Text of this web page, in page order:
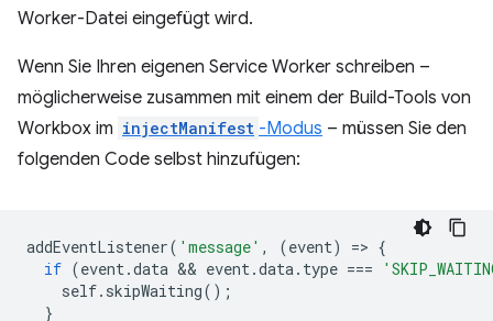
Worker-Datei eingefügt wird.
Wenn Sie Ihren eigenen Service Worker schreiben –
möglicherweise zusammen mit einem der Build-Tools von
Workbox im injectManifest -Modus – müssen Sie den
folgenden Code selbst hinzufügen:
addEventListener( 'message' , (event) => {
if (event.data && event.data. type ===
self. skipWaiting();
}